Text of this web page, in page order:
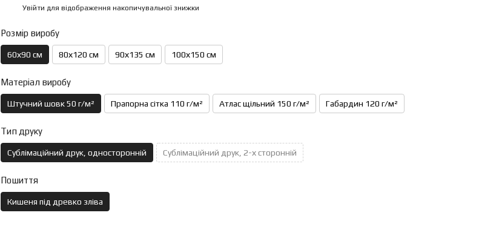
Увійти для відображення накопичувальної знижки
Розмір виробу
60х90 см 80х120 см 90х135 см 100х150 см
Матеріал виробу
Штучний шовк 50 г/м² Прапорна сітка 110 г/м² Атлас щільний 150 г/м² Габардин 120 г/м²
Тип друку
Сублімаційний друк, односторонній Сублімаційний друк, 2-х сторонній
Пошиття
Кишеня під древко зліва